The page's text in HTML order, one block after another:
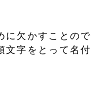
に欠かすことので
文字をとって名付